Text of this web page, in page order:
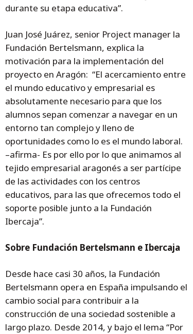
durante su etapa educativa”.
Juan José Juárez, senior Project manager la
Fundación Bertelsmann, explica la
motivación para la implementación del
proyecto en Aragón: “El acercamiento entre
el mundo educativo y empresarial es
absolutamente necesario para que los
alumnos sepan comenzar a navegar en un
entorno tan complejo y lleno de
oportunidades como lo es el mundo laboral.
–afirma- Es por ello por lo que animamos al
tejido empresarial aragonés a ser partícipe
de las actividades con los centros
educativos, para las que ofrecemos todo el
soporte posible junto a la Fundación
Ibercaja”.
Sobre Fundación Bertelsmann e Ibercaja
Desde hace casi 30 años, la Fundación
Bertelsmann opera en España impulsando el
cambio social para contribuir a la
construcción de una sociedad sostenible a
largo plazo. Desde 2014, y bajo el lema “Por